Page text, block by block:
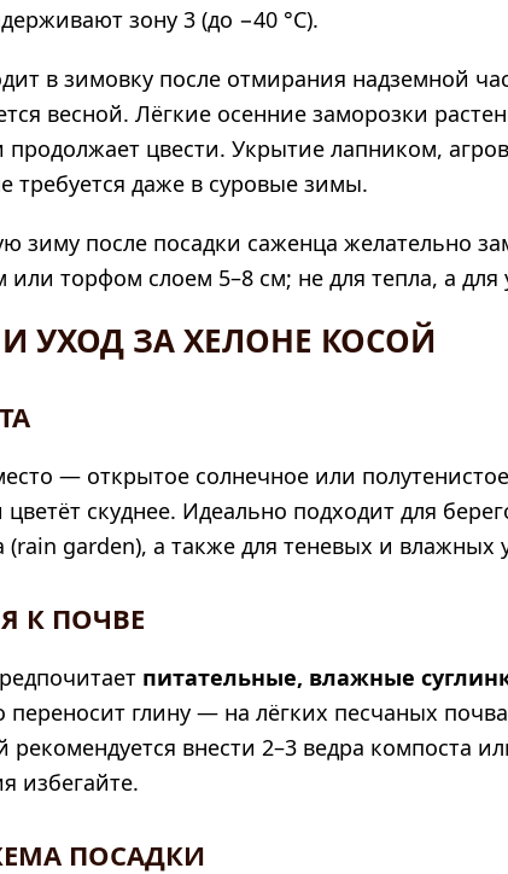
зону 3 (до −40 °C).
в зимовку после отмирания надземной
весной. Лёгкие осенние заморозки
цвести. Укрытие лапником,
требуется даже в суровые зимы.
зиму после посадки саженца желательно
или торфом слоем 5–8 см; не для тепла, а для
УХОД ЗА ХЕЛОНЕ КОСОЙ
— открытое солнечное или
цветёт скуднее. Идеально подходит для
(rain garden), а также для теневых и влажных
К ПОЧВЕ
питательные, влажные
глину — на лёгких песчаных
рекомендуется внести 2–3 ведра компоста
избегайте.
ПОСАДКИ